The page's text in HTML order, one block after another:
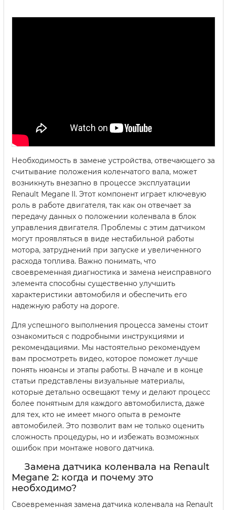
Необходимость в замене устройства, отвечающего за
считывание положения коленчатого вала, может
возникнуть внезапно в процессе эксплуатации
Renault Megane II. Этот компонент играет ключевую
роль в работе двигателя, так как он отвечает за
передачу данных о положении коленвала в блок
управления двигателя. Проблемы с этим датчиком
могут проявляться в виде нестабильной работы
мотора, затруднений при запуске и увеличенного
расхода топлива. Важно понимать, что
своевременная диагностика и замена неисправного
элемента способны существенно улучшить
характеристики автомобиля и обеспечить его
надежную работу на дороге.
Для успешного выполнения процесса замены стоит
ознакомиться с подробными инструкциями и
рекомендациями. Мы настоятельно рекомендуем
вам просмотреть видео, которое поможет лучше
понять нюансы и этапы работы. В начале и в конце
статьи представлены визуальные материалы,
которые детально освещают тему и делают процесс
более понятным для каждого автомобилиста, даже
для тех, кто не имеет много опыта в ремонте
автомобилей. Это позволит вам не только оценить
сложность процедуры, но и избежать возможных
ошибок при монтаже нового датчика.
Замена датчика коленвала на Renault
Megane 2: когда и почему это
необходимо?
Своевременная замена датчика коленвала на Renault